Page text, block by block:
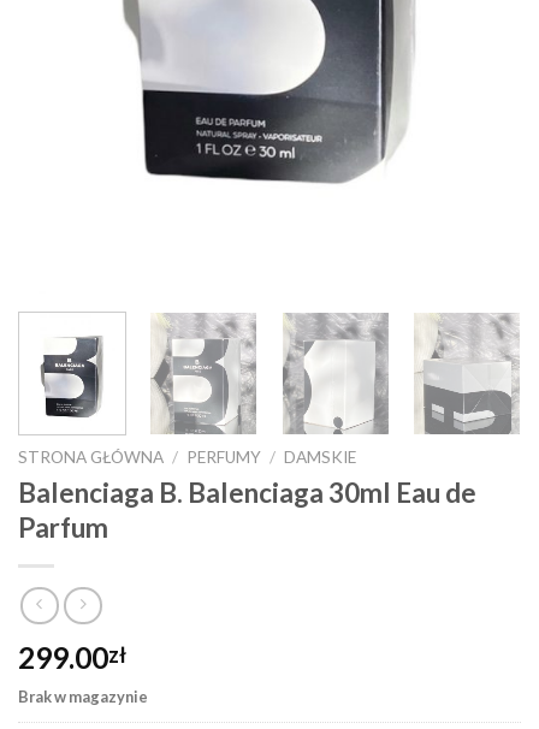
STRONA GŁÓWNA / PERFUMY / DAMSKIE
Balenciaga B. Balenciaga 30ml Eau de
Parfum
299.00zł
Brak w magazynie